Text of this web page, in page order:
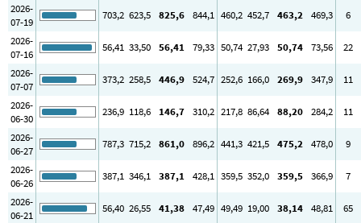
2026-
07-19
703,2 623,5 825,6 844,1 460,2 452,7 463,2 469,3
6
2026-
07-16
56,41 33,50 56,41 79,33 50,74 27,93 50,74 73,56
22
2026-
07-07
373,2 258,5 446,9 524,7 252,6 166,0 269,9 347,9
11
2026-
06-30
236,9 118,6 146,7 310,2 217,8 86,64 88,20 284,2
11
2026-
06-27
787,3 715,2 861,0 896,2 441,3 421,5 475,2 478,0
9
2026-
06-26
387,1 346,1 387,1 428,1 359,5 352,0 359,5 366,9
7
2026-
06-21
56,40 26,55 41,38 47,49 49,49 19,00 38,14 48,81
65